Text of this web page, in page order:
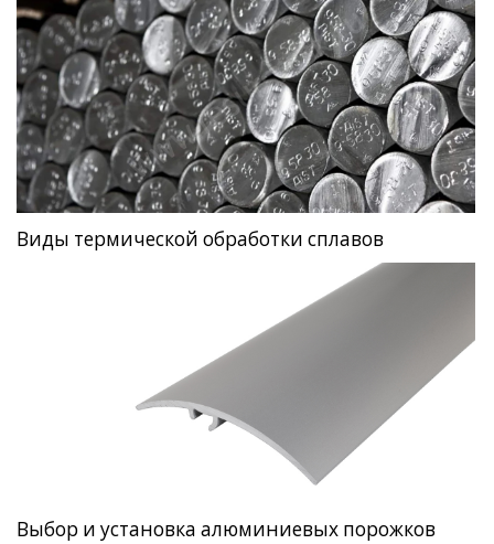
Виды термической обработки сплавов
Выбор и установка алюминиевых порожков